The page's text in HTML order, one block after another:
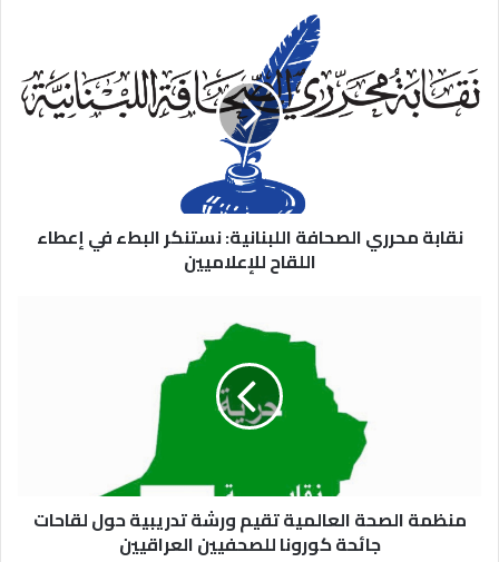
نقابة محرري الصحافة اللبنانية: نستنكر البطء في إعطاء
اللقاح للإعلاميين
منظمة الصحة العالمية تقيم ورشة تدريبية حول لقاحات
جائحة كورونا للصحفيين العراقيين